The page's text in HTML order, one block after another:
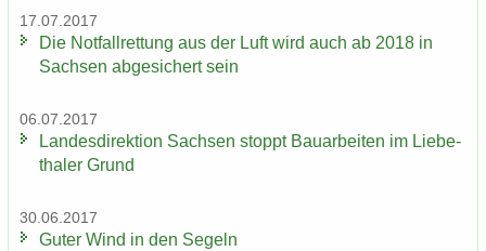
17.07.2017
Die Not­fall­ret­tung aus der Luft wird auch ab 2018 in
Sach­sen ab­ge­si­chert sein
06.07.2017
Lan­des­di­rek­ti­on Sach­sen stoppt Bau­ar­bei­ten im Lie­be­
tha­ler Grund
30.06.2017
Guter Wind in den Se­geln